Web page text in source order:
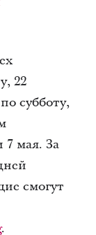
22
субботу,
7 мая. За
смогут
.